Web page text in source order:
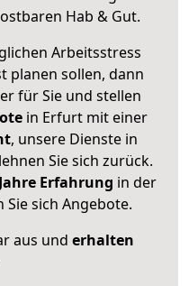
Hab & Gut.
Arbeitsstress
planen sollen, dann
für Sie und stellen
in Erfurt mit einer
, unsere Dienste in
Sie sich zurück.
Erfahrung in der
sich Angebote.
aus und erhalten